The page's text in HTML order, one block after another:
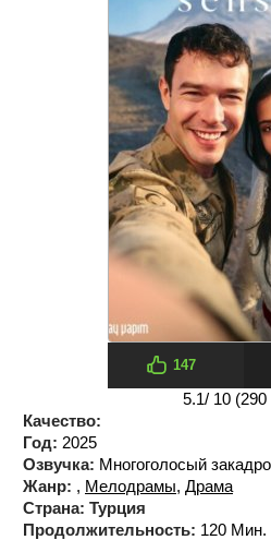
147
5.1/ 10 (290
Качество:
Год: 2025
Озвучка: Многоголосый
Жанр: , Мелодрамы, Драма
Страна: Турция
Продолжительность: 120 Мин.